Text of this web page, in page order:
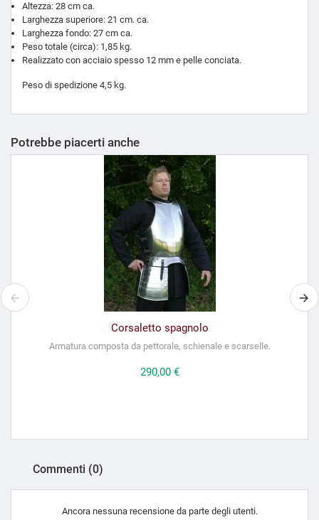
Altezza: 28 cm ca.
Larghezza superiore: 21 cm. ca.
Larghezza fondo: 27 cm ca.
Peso totale (circa): 1,85 kg.
Realizzato con acciaio spesso 12 mm e pelle conciata.
Peso di spedizione 4,5 kg.
Potrebbe piacerti anche
Corsaletto spagnolo
Armatura composta da pettorale, schienale e scarselle.
Prezzo
290,00 €
Commenti (0)
Ancora nessuna recensione da parte degli utenti.